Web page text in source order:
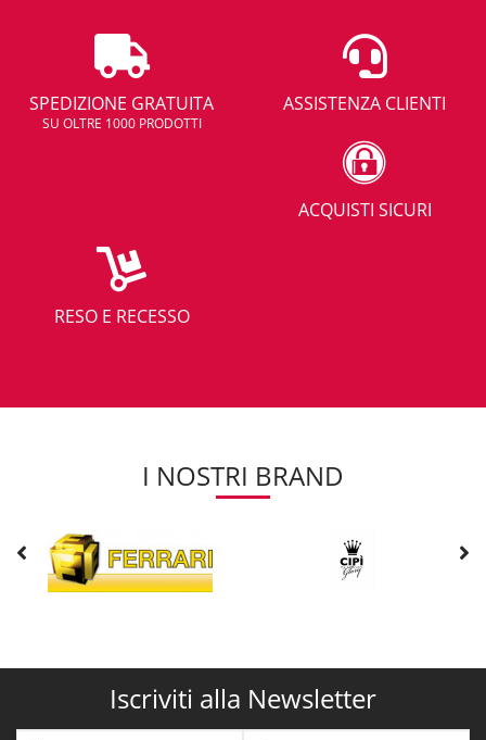
SPEDIZIONE GRATUITA
SU OLTRE 1000 PRODOTTI
ASSISTENZA CLIENTI
ACQUISTI SICURI
RESO E RECESSO
I NOSTRI BRAND
Iscriviti alla Newsletter